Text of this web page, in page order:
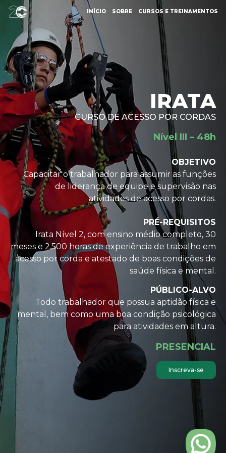
INÍCIO SOBRE CURSOS E TREINAMENTOS
IRATA
CURSO DE ACESSO POR CORDAS
Nível III – 48h
OBJETIVO
Capacitar o trabalhador para assumir as funções
de liderança de equipe e supervisão nas
atividades de acesso por cordas.
PRÉ-REQUISITOS
Irata Nível 2, com ensino médio completo, 30
meses e 2.500 horas de experiência de trabalho em
acesso por corda e atestado de boas condições de
saúde física e mental.
PÚBLICO-ALVO
Todo trabalhador que possua aptidão física e
mental, bem como uma boa condição psicológica
para atividades em altura.
PRESENCIAL
Inscreva-se